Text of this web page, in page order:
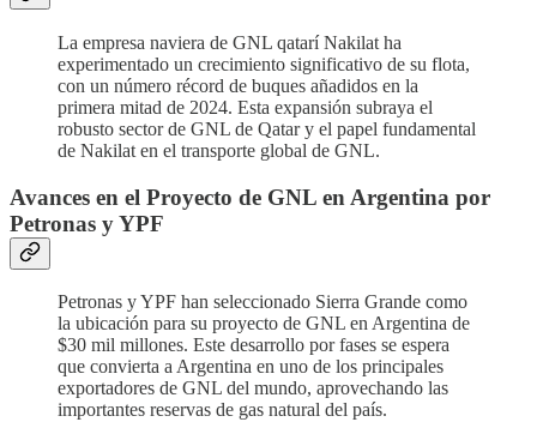
La empresa naviera de GNL qatarí Nakilat ha
experimentado un crecimiento significativo de su flota,
con un número récord de buques añadidos en la
primera mitad de 2024. Esta expansión subraya el
robusto sector de GNL de Qatar y el papel fundamental
de Nakilat en el transporte global de GNL.
Avances en el Proyecto de GNL en Argentina por
Petronas y YPF
Petronas y YPF han seleccionado Sierra Grande como
la ubicación para su proyecto de GNL en Argentina de
$30 mil millones. Este desarrollo por fases se espera
que convierta a Argentina en uno de los principales
exportadores de GNL del mundo, aprovechando las
importantes reservas de gas natural del país.